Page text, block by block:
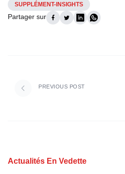
SUPPLÉMENT-INSIGHTS
Partager sur
PREVIOUS POST
Actualités En Vedette